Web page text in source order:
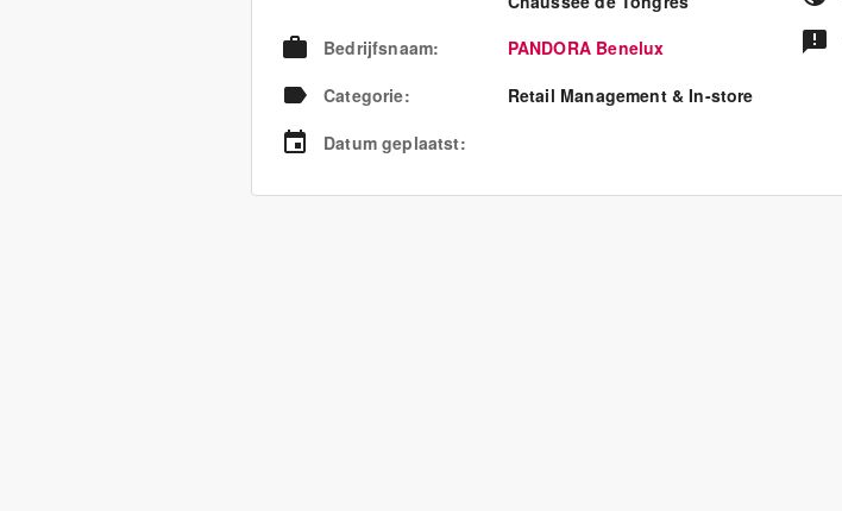
Bedrijfsnaam:
PANDORA Benelux
Categorie:
Retail Management & In-store
Datum geplaatst: